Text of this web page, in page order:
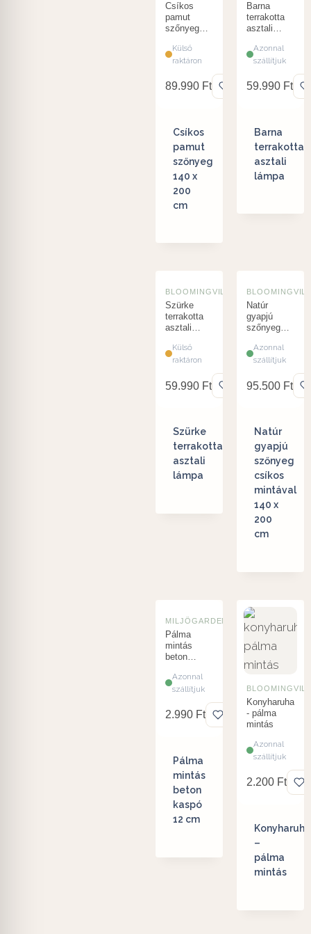
Csíkos
pamut
szőnyeg
cmKülső
raktáron
89.990 Ft
Csíkos
pamut
szőnyeg
140 x
200
cm
Barna
terrakotta
asztali
Azonnal
szállítjuk
59.990 Ft
Barna
terrakotta
asztali
lámpa
BLOOMINGVILLE
Szürke
terrakotta
asztali
Külső
raktáron
59.990 Ft
Szürke
terrakotta
asztali
lámpa
Natúr
gyapjú
szőnyeg
mintával
140 x 200
Azonnal
szállítjuk
95.500 Ft
Natúr
gyapjú
szőnyeg
csíkos
mintával
140 x
200
cm
MILJÖGARDEN
Pálma
mintás
beton
cmAzonnal
szállítjuk
2.990 Ft
Pálma
mintás
beton
kaspó
12 cm
Konyharuha
- pálma
mintás
Azonnal
szállítjuk
2.200 Ft
Konyharuha
–
pálma
mintás